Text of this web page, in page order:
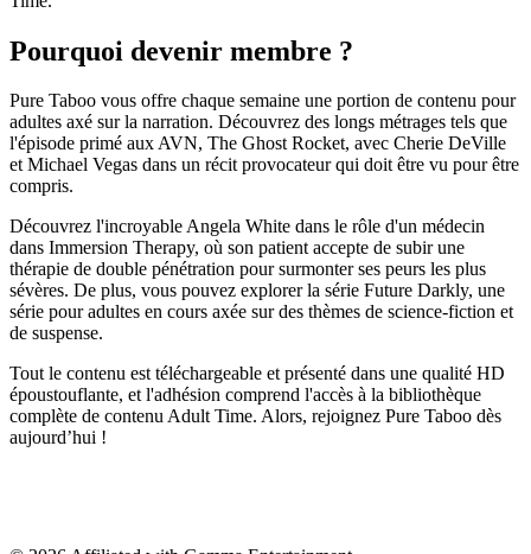
Pourquoi devenir membre ?
Pure Taboo vous offre chaque semaine une portion de contenu pour
adultes axé sur la narration. Découvrez des longs métrages tels que
l'épisode primé aux AVN, The Ghost Rocket, avec Cherie DeVille
et Michael Vegas dans un récit provocateur qui doit être vu pour être
compris.
Découvrez l'incroyable Angela White dans le rôle d'un médecin
dans Immersion Therapy, où son patient accepte de subir une
thérapie de double pénétration pour surmonter ses peurs les plus
sévères. De plus, vous pouvez explorer la série Future Darkly, une
série pour adultes en cours axée sur des thèmes de science-fiction et
de suspense.
Tout le contenu est téléchargeable et présenté dans une qualité HD
époustouflante, et l'adhésion comprend l'accès à la bibliothèque
complète de contenu Adult Time. Alors, rejoignez Pure Taboo dès
aujourd’hui !